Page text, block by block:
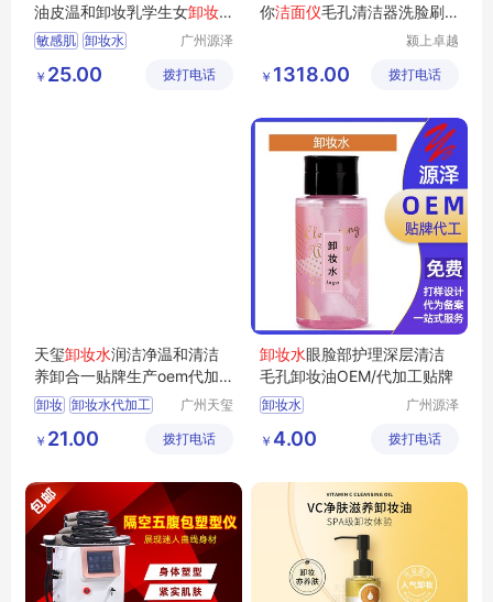
油皮温和卸妆乳学生女卸妆
水
敏感肌 卸妆水
广州源泽
公司
￥ 25.00 拨打电话
你洁面仪毛孔清洁器洗脸刷
颍上卓越
有限公司
￥ 1318.00 拨打电话
天玺卸妆水润洁净温和清洁
养卸合一贴牌生产oem代加
工
卸妆 卸妆水代加工
卸妆水贴牌
广州天玺
有限公司
￥ 21.00 拨打电话
卸妆水眼脸部护理深层清洁
毛孔卸妆油OEM/代加工贴牌
卸妆水
广州源泽
公司
￥ 4.00 拨打电话